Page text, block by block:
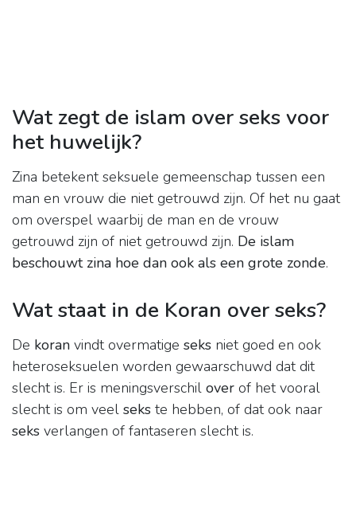
Wat zegt de islam over seks voor
het huwelijk?
Zina betekent seksuele gemeenschap tussen een
man en vrouw die niet getrouwd zijn. Of het nu gaat
om overspel waarbij de man en de vrouw
getrouwd zijn of niet getrouwd zijn. De islam
beschouwt zina hoe dan ook als een grote zonde.
Wat staat in de Koran over seks?
De koran vindt overmatige seks niet goed en ook
heteroseksuelen worden gewaarschuwd dat dit
slecht is. Er is meningsverschil over of het vooral
slecht is om veel seks te hebben, of dat ook naar
seks verlangen of fantaseren slecht is.